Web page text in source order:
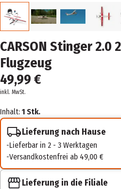
CARSON Stinger 2.0
Flugzeug
49,99 €
inkl. MwSt.
Inhalt: 1 Stk.
Lieferung nach Hause
Lieferbar in 2 - 3 Werktagen
Versandkostenfrei ab 49,00 €
Lieferung in die Filiale